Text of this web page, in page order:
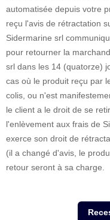
automatisée depuis votre
reçu l'avis de rétractation
Sidermarine srl
pour retourner la
srl dans les 14 (quatorze)
cas où le produit reçu par
colis, ou n'est
le client a le droit de se
l'enlèvement aux frais de
exerce son droit de
(il a changé d'avis, le
retour seront à sa charge.